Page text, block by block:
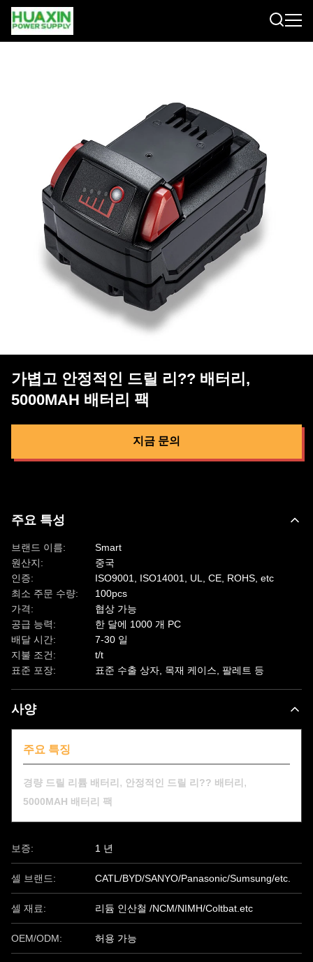
가볍고 안정적인 드릴 리?? 배터리,
5000MAH 배터리 팩
지금 문의
주요 특성
브랜드 이름:
Smart
원산지:
중국
인증:
ISO9001, ISO14001, UL, CE, ROHS, etc
최소 주문 수량:
100pcs
가격:
협상 가능
공급 능력:
한 달에 1000 개 PC
배달 시간:
7-30 일
지불 조건:
t/t
표준 포장:
표준 수출 상자, 목재 케이스, 팔레트 등
사양
주요 특징
경량 드릴 리튬 배터리 , 안정적인 드릴 리?? 배터리 ,
5000MAH 배터리 팩
보증: 1 년
셀 브랜드: CATL/BYD/SANYO/Panasonic/Sumsung/etc.
셀 재료: 리듐 인산철 /NCM/NIMH/Coltbat.etc
OEM/ODM: 허용 가능